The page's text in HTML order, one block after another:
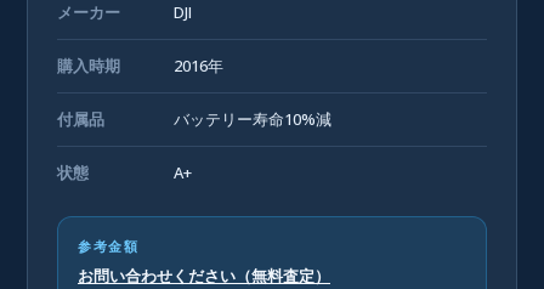
メーカー DJI
購入時期 2016年
付属品 バッテリー寿命10%減
状態 A+
参考金額
お問い合わせください（無料査定）